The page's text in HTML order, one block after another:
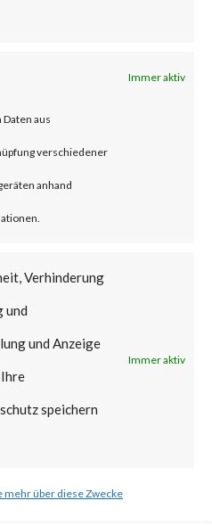
Immer aktiv
aus
verschiedener
anhand
Verhinderung
und
und Anzeige
speichern
Immer aktiv
mehr über diese Zwecke
attackers to
on the
Both
been added
Exploited
Solution?
there is
Ivanti has
as the
in the